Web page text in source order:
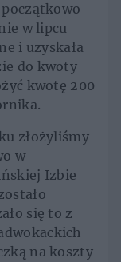
w lipcu
i uzyskała
do kwoty
kwotę 200
złożyliśmy
w
Izbie
się to z
na koszty